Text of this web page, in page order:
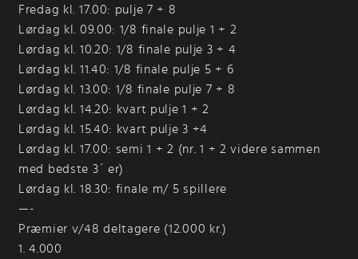
Fredag kl. 17.00: pulje 7 + 8
Lørdag kl. 09.00: 1/8 finale pulje 1 + 2
Lørdag kl. 10.20: 1/8 finale pulje 3 + 4
Lørdag kl. 11.40: 1/8 finale pulje 5 + 6
Lørdag kl. 13.00: 1/8 finale pulje 7 + 8
Lørdag kl. 14.20: kvart pulje 1 + 2
Lørdag kl. 15.40: kvart pulje 3 +4
Lørdag kl. 17.00: semi 1 + 2 (nr. 1 + 2 videre sammen
med bedste 3´ er)
Lørdag kl. 18.30: finale m/ 5 spillere
—-
Præmier v/48 deltagere (12.000 kr.)
1. 4.000